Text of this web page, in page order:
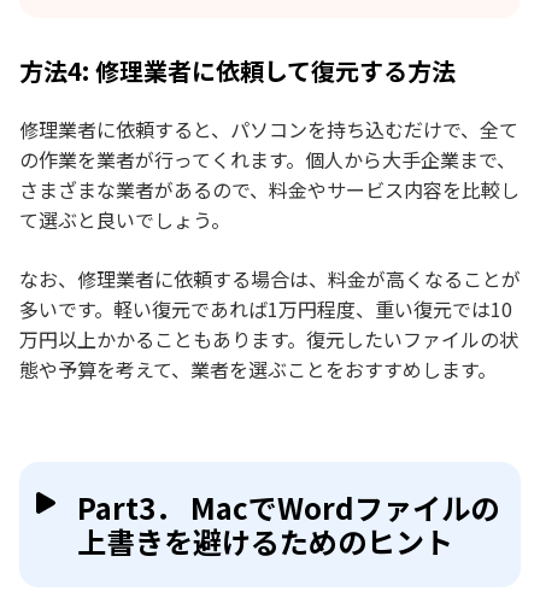
方法4: 修理業者に依頼して復元する方法
修理業者に依頼すると、パソコンを持ち込むだけで、全て
の作業を業者が行ってくれます。個人から大手企業まで、
さまざまな業者があるので、料金やサービス内容を比較し
て選ぶと良いでしょう。
なお、修理業者に依頼する場合は、料金が高くなることが
多いです。軽い復元であれば1万円程度、重い復元では10
万円以上かかることもあります。復元したいファイルの状
態や予算を考えて、業者を選ぶことをおすすめします。
Part3． MacでWordファイルの
上書きを避けるためのヒント